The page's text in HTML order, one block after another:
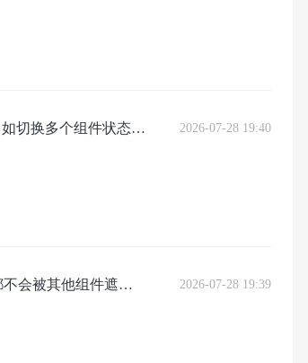
切换多个组件状态、
2026-07-28 19:40
会被其他组件遮
2026-07-28 19:39